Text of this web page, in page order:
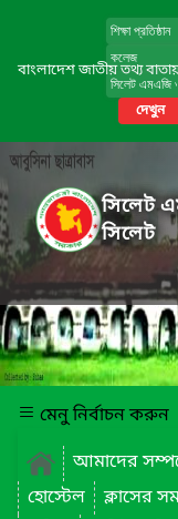
বাংলাদেশ জাতীয় তথ্য
দেখুন
সিলেট
সিলেট
মেনু নির্বাচন করুন
আমাদের
হোস্টেল
ক্লাসের